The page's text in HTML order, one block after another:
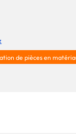
de pièces en